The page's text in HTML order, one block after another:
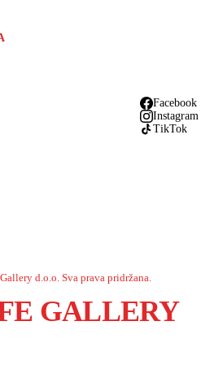
Facebook
Instagram
TikTok
d.o.o. Sva prava pridržana.
GALLERY